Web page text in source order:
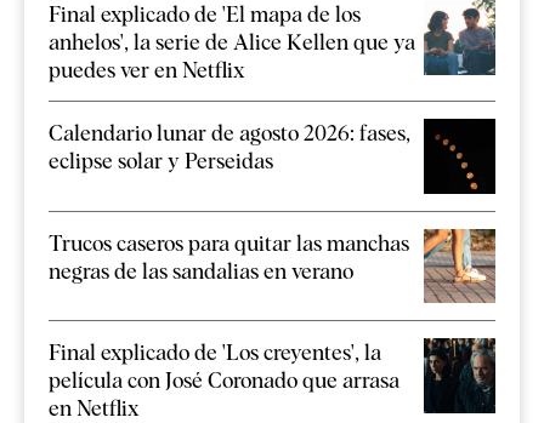
Final explicado de 'El mapa de los
anhelos', la serie de Alice Kellen que ya
puedes ver en Netflix
Calendario lunar de agosto 2026: fases,
eclipse solar y Perseidas
Trucos caseros para quitar las manchas
negras de las sandalias en verano
Final explicado de 'Los creyentes', la
película con José Coronado que arrasa
en Netflix